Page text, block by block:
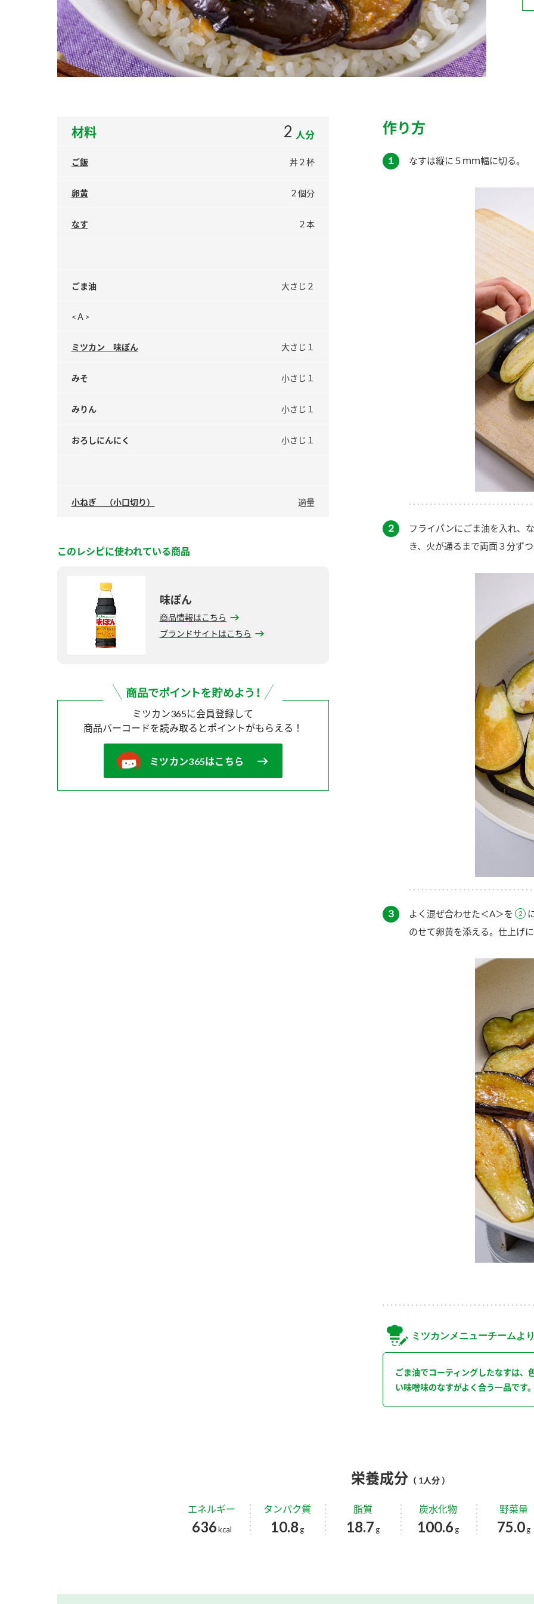
材料 2 人分
ご飯 丼２杯
卵黄 ２個分
なす ２本
ごま油 大さじ２
<Ａ>
ミツカン 味ぽん 大さじ１
みそ 小さじ１
みりん 小さじ１
おろしにんにく 小さじ１
小ねぎ （小口切り） 適量
このレシピに使われている商品
味ぽん
商品情報はこちら
ブランドサイトはこちら
ミツカン365に会員登録して
商品バーコードを読み取ると ポイントがもらえる！
ミツカン365はこちら
作り方
１ なすは縦に５ｍｍ幅に切る。
２
フライパンにごま油を入れ、
き、火が通るまで両面３分ず
３ よく混ぜ合わせた＜A＞を
のせて卵黄を添える。仕上げ
ミツカンメニューチームよ
ごま油でコーティングしたなすは、
い味噌味のなすがよく合う一品です
栄養成分 （ 1人分 ）
エネルギー
636kcal
タンパク質
10.8 g
脂質
18.7 g
炭水化物
100.6 g
野菜量
75.0g